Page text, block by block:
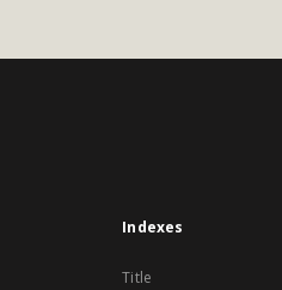
Indexes
Title